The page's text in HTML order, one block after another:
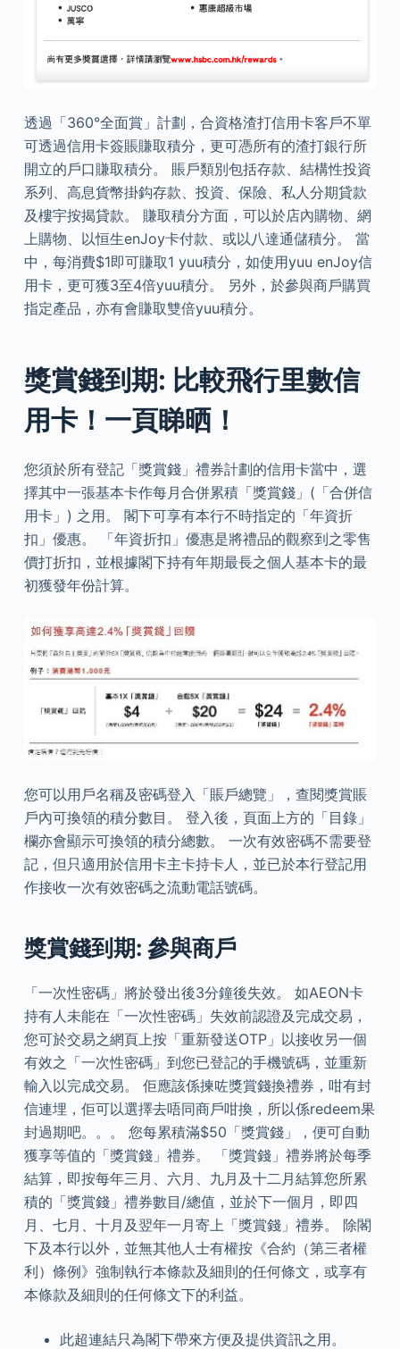
透過「360°全面賞」計劃，合資格渣打信用卡客戶不單
可透過信用卡簽賬賺取積分，更可憑所有的渣打銀行所
開立的戶口賺取積分。 賬戶類別包括存款、結構性投資
系列、高息貨幣掛鈎存款、投資、保險、私人分期貸款
及樓宇按揭貸款。 賺取積分方面，可以於店內購物、網
上購物、以恒生enJoy卡付款、或以八達通儲積分。 當
中，每消費$1即可賺取1 yuu積分，如使用yuu enJoy信
用卡，更可獲3至4倍yuu積分。 另外，於參與商戶購買
指定產品，亦有會賺取雙倍yuu積分。
獎賞錢到期: 比較飛行里數信
用卡！一頁睇晒！
您須於所有登記「獎賞錢」禮券計劃的信用卡當中，選
擇其中一張基本卡作每月合併累積「獎賞錢」(「合併信
用卡」) 之用。 閣下可享有本行不時指定的「年資折
扣」優惠。 「年資折扣」優惠是將禮品的觀察到之零售
價打折扣，並根據閣下持有年期最長之個人基本卡的最
初獲發年份計算。
您可以用戶名稱及密碼登入「賬戶總覽」，查閱獎賞賬
戶內可換領的積分數目。 登入後，頁面上方的「目錄」
欄亦會顯示可換領的積分總數。 一次有效密碼不需要登
記，但只適用於信用卡主卡持卡人，並已於本行登記用
作接收一次有效密碼之流動電話號碼。
獎賞錢到期: 參與商戶
「一次性密碼」將於發出後3分鐘後失效。 如AEON卡
持有人未能在「一次性密碼」失效前認證及完成交易，
您可於交易之網頁上按「重新發送OTP」以接收另一個
有效之「一次性密碼」到您已登記的手機號碼，並重新
輸入以完成交易。 佢應該係揀咗獎賞錢換禮券，咁有封
信連埋，佢可以選擇去唔同商戶咁換，所以係redeem果
封過期吧。。。 您每累積滿$50「獎賞錢」，便可自動
獲享等值的「獎賞錢」禮券。 「獎賞錢」禮券將於每季
結算，即按每年三月、六月、九月及十二月結算您所累
積的「獎賞錢」禮券數目/總值，並於下一個月，即四
月、七月、十月及翌年一月寄上「獎賞錢」禮券。 除閣
下及本行以外，並無其他人士有權按《合約（第三者權
利）條例》強制執行本條款及細則的任何條文，或享有
本條款及細則的任何條文下的利益。
此超連結只為閣下帶來方便及提供資訊之用。